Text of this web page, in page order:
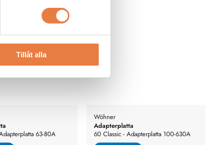
Tillåt alla
63-80A
Wöhner
Adapterplatta
60 Classic - Adapterplatta 100-630A